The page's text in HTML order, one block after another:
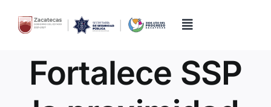
content
Toggle
InicioFortalece SSP